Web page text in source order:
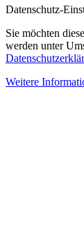
Datenschutz-
Sie möchten
werden unter
Weitere